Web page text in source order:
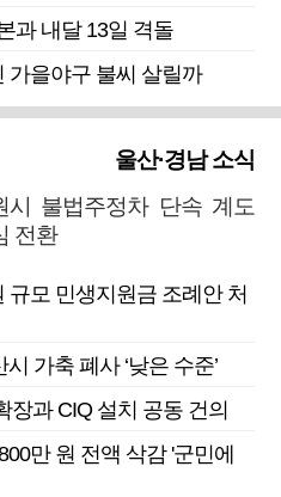
과 내달 13일 격돌
가을야구 불씨 살릴까
울산·경남 소식
시 불법주정차 단속 계도
전환
규모 민생지원금 조례안 처
가축 폐사 ‘낮은 수준’
과 CIQ 설치 공동 건의
만 원 전액 삭감 '군민에